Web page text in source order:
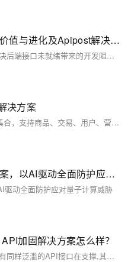
Mock 在 API 研发中的痛点、价值与进化及Apipost解决方案最佳实践
在 API 开发中，Mock 技术能有效解决后端接口未就绪带来的开发阻碍，保障前端独立高效开发。本文通过电商平台支付接口的实例，分析了常见 Mock 方案的局限性，并深入介绍了 Apipost 提供的灵活 Mock 能力：从固定值返回，到使用内置函数生成动态数据，再到自定义函数处理复杂逻辑，最后实现根据请求参数返回不同响应。这些能力不仅提升了开发效率，也增强了测试的全面性，为前后端协作提供了更高效的解决方案。
决方案
淘宝API是淘宝开放平台提供的接口集合，支持商品、交易、用户、营销等数据交互。开发者需注册获取App Key，通过签名认证调用API，结合沙箱测试、OAuth授权与安全策略，实现订单管理、数据监控等应用，提升电商自动化与数据分析能力。
F5发布后量子API安全解决方案，以AI驱动全面防护应对量子计算威胁
驱动全面防护应对量子计算威胁
加固解决方案怎么样？
在各种APP泛滥的现在，背后都有同样泛滥的API接口在支撑,其中鱼龙混杂，直接裸奔的WEB API大量存在，安全性令人堪优在以前都采用自已定义的接口和结构,对于公开访问的接口,专业点的都会做下安全验证,数据签名之类。